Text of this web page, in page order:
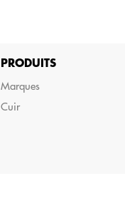
PRODUITS
Marques
Cuir